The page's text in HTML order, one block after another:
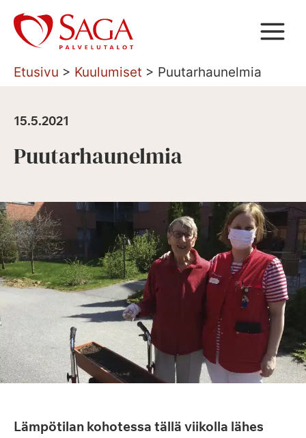
Siirry
sisältöön
Etusivu > Kuulumiset > Puutarhaunelmia
15.5.2021
Puutarhaunelmia
Lämpötilan kohotessa tällä viikolla lähes